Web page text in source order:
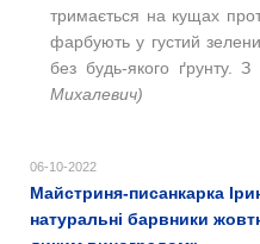
тримається на кущах
фарбують у густий
без будь-якого ґрунту.
Михалевич)
06-10-2022
Майстриня-писанкарка
натуральні барвники